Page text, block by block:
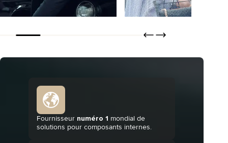
Fournisseur numéro 1 mondial de
solutions pour composants internes.